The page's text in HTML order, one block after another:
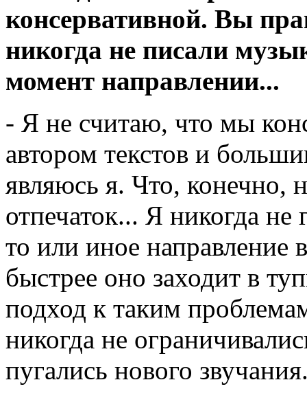
консервативной. Вы
никогда не писали
момент направлении...
- Я не считаю, что мы
автором текстов и
являюсь я. Что, конечно,
отпечаток... Я никогда
то или иное направление
быстрее оно заходит в
подход к таким
никогда не
пугались нового